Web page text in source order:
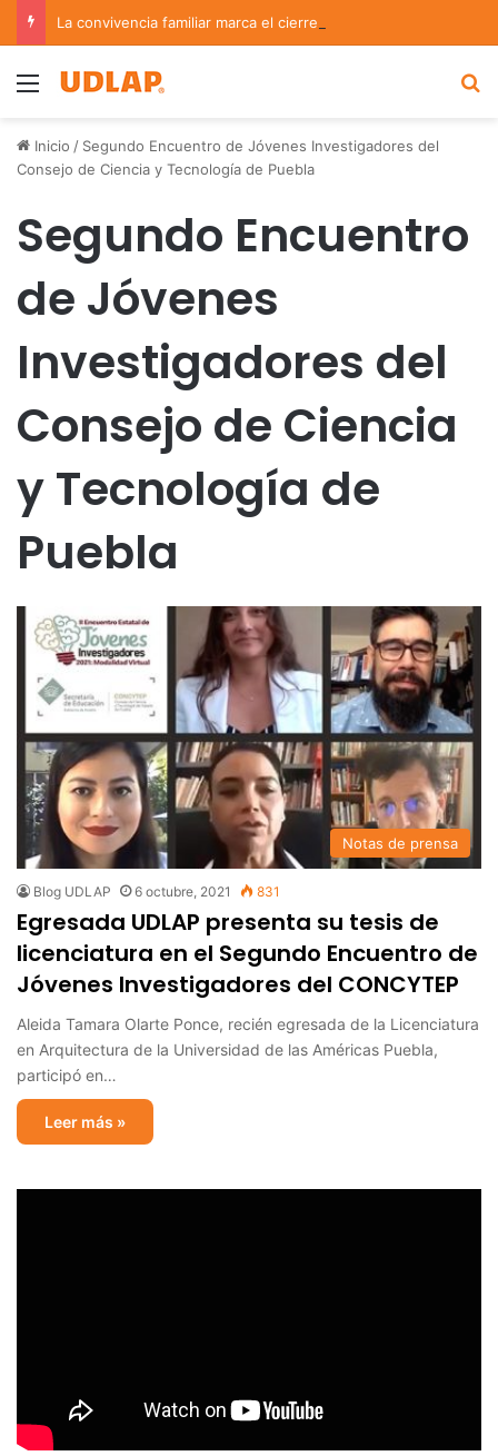
Menu
Inicio / Segundo Encuentro de Jóvenes Investigadores del
Consejo de Ciencia y Tecnología de Puebla
Segundo Encuentro
de Jóvenes
Investigadores del
Consejo de Ciencia
y Tecnología de
Puebla
Notas de prensa
Blog UDLAP 6 octubre, 2021 831
Egresada UDLAP presenta su tesis de
licenciatura en el Segundo Encuentro de
Jóvenes Investigadores del CONCYTEP
Aleida Tamara Olarte Ponce, recién egresada de la Licenciatura
en Arquitectura de la Universidad de las Américas Puebla,
participó en…
Leer más »